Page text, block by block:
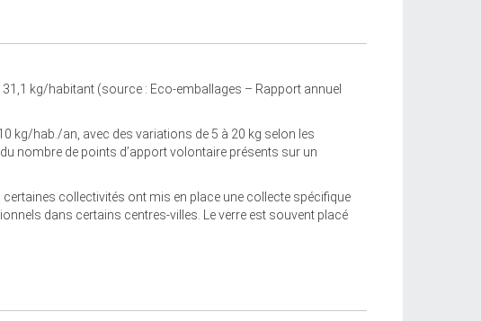
kg/habitant (source : Eco-emballages – Rapport annuel
kg/hab./an, avec des variations de 5 à 20 kg selon les
nombre de points d’apport volontaire présents sur un
collectivités ont mis en place une collecte spécifique
dans certains centres-villes. Le verre est souvent placé